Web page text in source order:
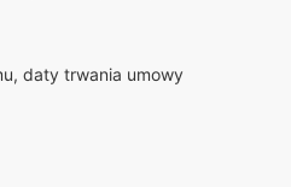
daty trwania umowy